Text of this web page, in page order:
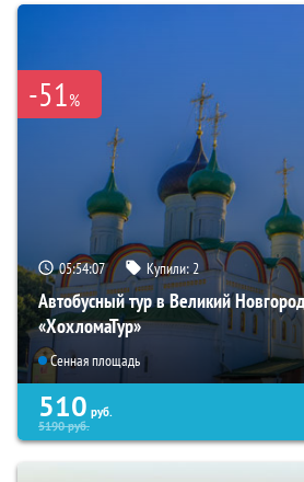
-51%
05:54:06 Купили:2
Автобусный тур в Великий
«ХохломаТур»
Сенная площадь
510 руб.
5190руб.